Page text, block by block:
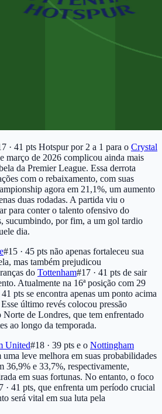
· 41 pts Hotspur por 2 a 1 para o Crystal
março de 2026 complicou ainda mais
da Premier League. Essa derrota
com o rebaixamento, com suas
agora em 21,1%, um aumento
duas rodadas. A partida viu o
para conter o talento ofensivo do
, sucumbindo, por fim, a um gol tardio
dia.
#15 · 45 pts não apenas fortaleceu sua
mas também prejudicou
do Tottenham#17 · 41 pts de sair
Atualmente na 16ª posição com 29
41 pts se encontra apenas um ponto acima
último revés colocou pressão
de Londres, que tem enfrentado
ao longo da temporada.
United#18 · 39 pts e o Nottingham
uma leve melhora em suas probabilidades
36,9% e 33,7%, respectivamente,
em suas fortunas. No entanto, o foco
· 41 pts, que enfrenta um período crucial
será vital em sua luta pela